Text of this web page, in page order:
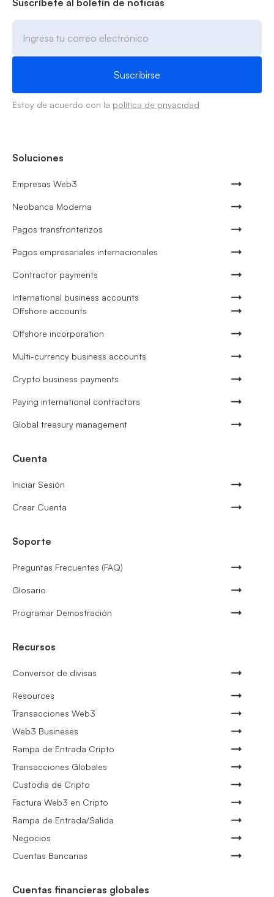
Estoy de acuerdo con la política de privacidad
Soluciones
Empresas Web3
Neobanca Moderna
Pagos transfronterizos
Pagos empresariales internacionales
Contractor payments
International business accounts
Offshore accounts
Offshore incorporation
Multi-currency business accounts
Crypto business payments
Paying international contractors
Global treasury management
Cuenta
Iniciar Sesión
Crear Cuenta
Soporte
Preguntas Frecuentes (FAQ)
Glosario
Programar Demostración
Recursos
Conversor de divisas
Resources
Transacciones Web3
Web3 Busineses
Rampa de Entrada Cripto
Transacciones Globales
Custodia de Cripto
Factura Web3 en Cripto
Rampa de Entrada/Salida
Negocios
Cuentas Bancarias
Cuentas financieras globales